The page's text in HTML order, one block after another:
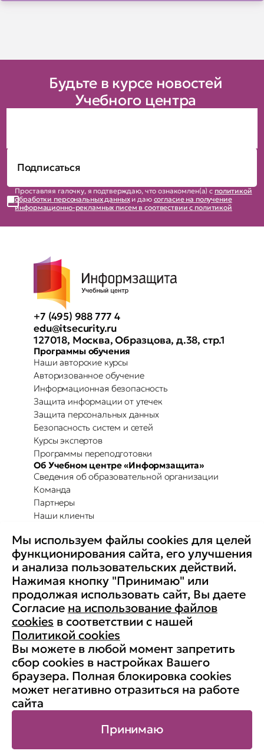
Будьте в курсе новостей
Учебного центра
Проставляя галочку, я подтверждаю, что ознакомлен(а) с политикой
обработки персональных данныхи даю согласие на получение
информационно-рекламных писем в соотвествии с политикой
+7 (495) 988 777 4
edu@itsecurity.ru
127018, Москва, Образцова, д.38, стр.1
Программы обучения
Наши авторские курсы
Авторизованное обучение
Информационная безопасность
Защита информации от утечек
Защита персональных данных
Безопасность систем и сетей
Курсы экспертов
Программы переподготовки
Об Учебном центре «Информзащита»
Сведения об образовательной организации
Команда
Партнеры
Наши клиенты
Повышение осведомленности
Партнерство с Secure-T
Преимущества для бизнеса
Комплексные программы
Контакты
Медиа
Вакансии
Реквизиты
Старая версия сайта
© АНО ДПО «Учебный центр
«Информзащита», 1998-2026. ИНН:
7704190833, ОГРН: 1037700132788
Публичная оферта
Мы используем файлы cookies для целей
функционирования сайта, его улучшения
и анализа пользовательских действий.
Нажимая кнопку "Принимаю" или
продолжая использовать сайт, Вы даете
Согласие на использование файлов
cookies в соответствии с нашей
Политикой cookies
Вы можете в любой момент запретить
сбор cookies в настройках Вашего
браузера. Полная блокировка cookies
может негативно отразиться на работе
сайта
Принимаю